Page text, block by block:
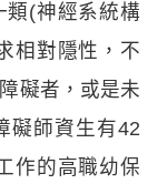
類(神經系統構
相對隱性，不
礙者，或是未
礙師資生有42
作的高職幼保